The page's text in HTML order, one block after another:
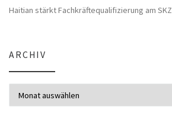
Haitian stärkt Fachkräftequalifizierung am SKZ
ARCHIV